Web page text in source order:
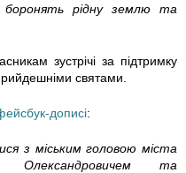
боронять рідну землю та
зустрічі за підтримку
святами.
дописі:
з міським головою міста
Олександровичем та